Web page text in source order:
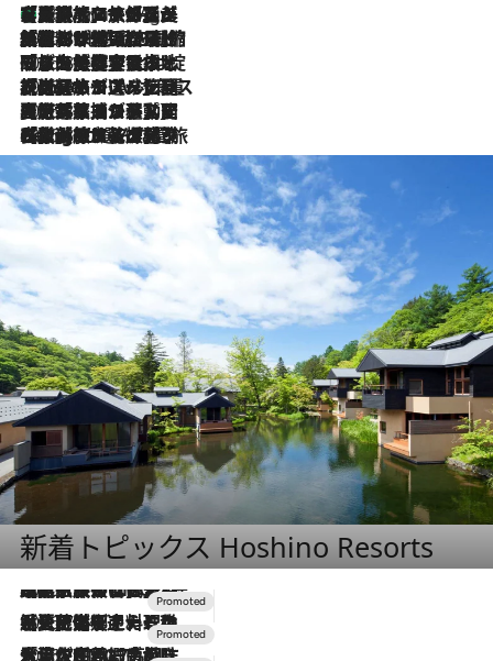
46 Minutes Ago
【厳選旅コスメ】「多機能アイテムがメイン！」旅好き美容エディターが選んだ夏旅ベストコスメを発表【Mサイズジップ】
2026.8.6
「荷物が増えるほど旅ストレスは増す」美容ジャーナリストがたどり着いた最終結論。“化粧品を劇的に減らす”感動の凝縮美容とは
2026.8.6
「旅先には金髪ウィッグを持参」日本と同じメイクでは損してる!? 美容ジャーナリストが提案する“掟破りの旅美容”とは
2026.8.6
【厳選旅コスメ】「身軽さ＆UV対策重視！」ヘアアーティストshucoが選んだ夏旅ベストコスメを発表【Mサイズジップ】
2026.8.5
【厳選旅コスメ】国内をあちこち移動する河井菜摘が選んだ夏旅ベストコスメ発表！「リラックスアイテムはマスト」【Mサイズジップ】
2026.8.4
【厳選旅コスメ】「紫外線＆乾燥対策しながらメイク感も！」ヘア＆メイクGeorgeが選んだ夏旅ベストコスメを発表！【Mサイズジップ】
新着トピックス Hoshino Resorts
2026.7.31
【ホテル帰省】という選択肢をOMOが提案。家族とほどよい距離を保つには「昼は実家、夜は気兼ねなくホテルで！」
2026.7.24
【夏限定ディナーコース】旬を迎える稚鮎や花ズッキーニなどをイタリア・トスカーナの郷土料理の手法で満喫！
2026.7.17
「土佐和ハーブかき氷」がOMO7高知に登場！生姜、山椒、大葉など目にも舌にも涼を呼ぶ郷土の味